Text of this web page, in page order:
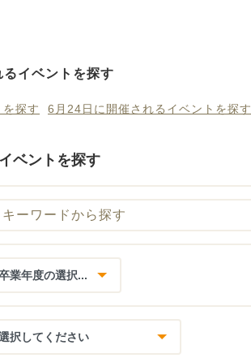
イベントを探す
探す 6月24日に開催されるイベントを探す
ベントを探す